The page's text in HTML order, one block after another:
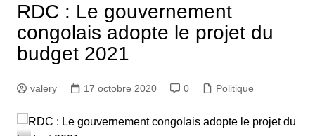
RDC : Le gouvernement
congolais adopte le projet du
budget 2021
valery 17 octobre 2020 0 Politique